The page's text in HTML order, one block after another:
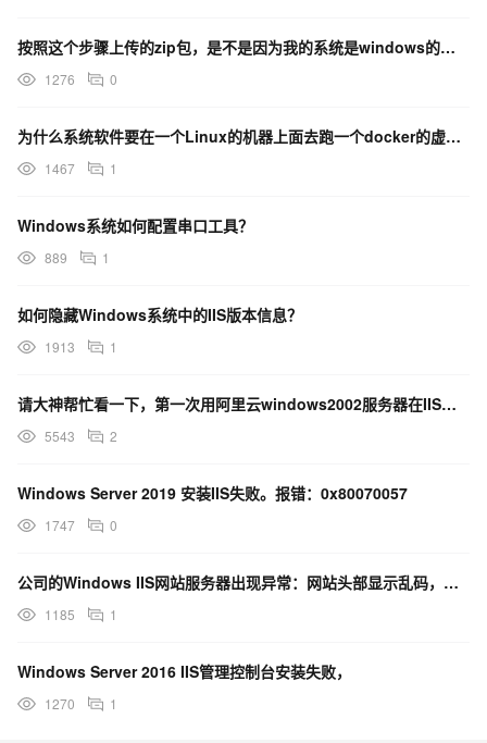
按照这个步骤上传的zip包，是不是因为我的系统是windows的问题，输入的是pip
1276 0
为什么系统软件要在一个Linux的机器上面去跑一个docker的虚拟机，里面要跑一个Windows啊
1467 1
Windows系统如何配置串口工具？
889 1
如何隐藏Windows系统中的IIS版本信息？
1913 1
请大神帮忙看一下，第一次用阿里云windows2002服务器在IIS部署ASP.NET网站 出现错误
5543 2
Windows Server 2019 安装IIS失败。报错：0x80070057
1747 0
公司的Windows IIS网站服务器出现异常：网站头部显示乱码，是什么原因呢？
1185 1
Windows Server 2016 IIS管理控制台安装失败，
1270 1